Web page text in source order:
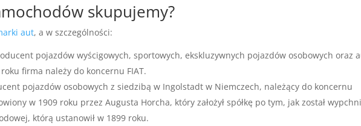
skupujemy?
aut, a w szczególności:
pojazdów wyścigowych, sportowych, ekskluzywnych pojazdów osobowych oraz
firma należy do koncernu FIAT.
pojazdów osobowych z siedzibą w Ingolstadt w Niemczech, należący do koncernu
w 1909 roku przez Augusta Horcha, który założył spółkę po tym, jak został
którą ustanowił w 1899 roku.